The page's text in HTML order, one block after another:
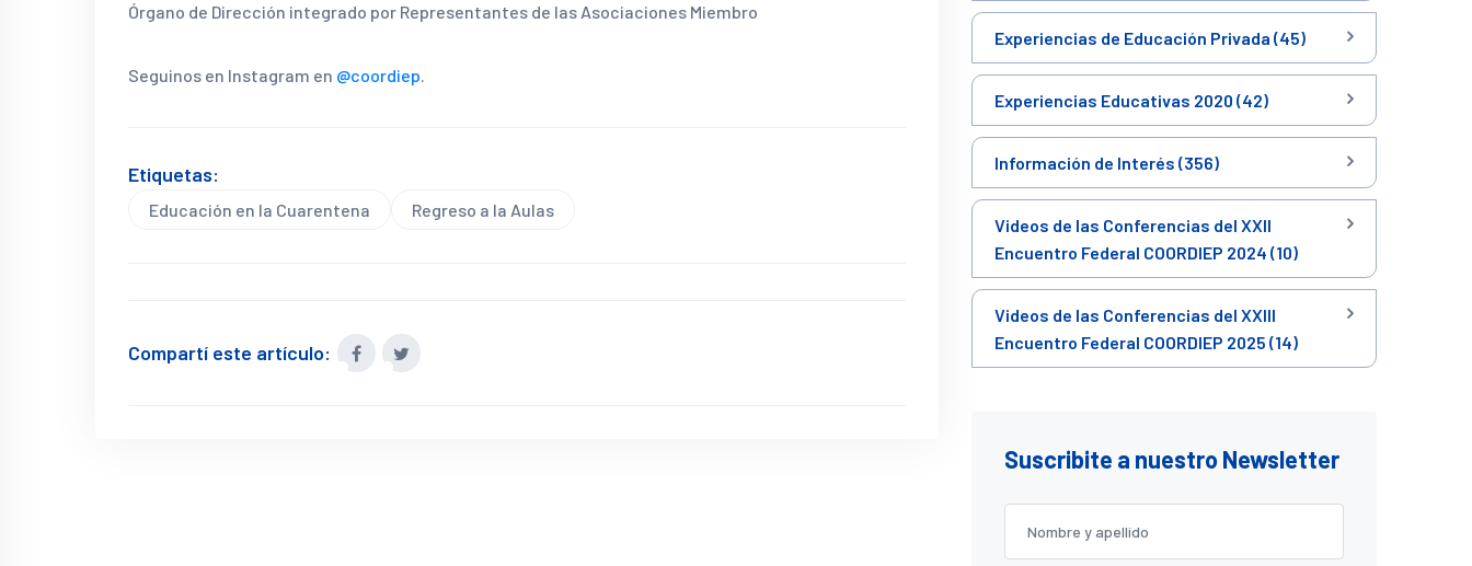
Órgano de Dirección integrado por Representantes de las Asociaciones Miembro
Seguinos en Instagram en @coordiep.
Etiquetas:
Educación en la Cuarentena Regreso a la Aulas
Compartí este artículo:
Experiencias de Educación Privada (45)
Experiencias Educativas 2020 (42)
Información de Interés (356)
Videos de las Conferencias del XXII
Encuentro Federal COORDIEP 2024 (10)
Videos de las Conferencias del XXIII
Encuentro Federal COORDIEP 2025 (14)
Suscribite a nuestro Newsletter